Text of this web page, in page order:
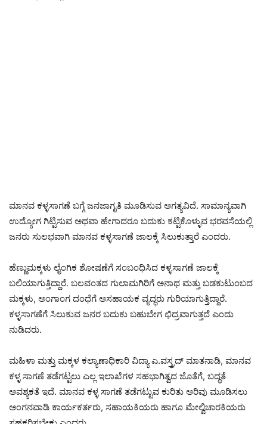
ಮಾನವ ಕಳ್ಳಸಾಗಣೆ ಬಗ್ಗೆ ಜನಜಾಗೃತಿ ಮೂಡಿಸುವ ಅಗತ್ಯವಿದೆ. ಸಾಮಾನ್ಯವಾಗಿ
ಉದ್ಯೋಗ ಗಿಟ್ಟಿಸುವ ಅಥವಾ ಹೇಗಾದರೂ ಬದುಕು ಕಟ್ಟಿಕೊಳ್ಳುವ ಭರವಸೆಯಲ್ಲಿ
ಜನರು ಸುಲಭವಾಗಿ ಮಾನವ ಕಳ್ಳಸಾಗಣೆ ಜಾಲಕ್ಕೆ ಸಿಲುಕುತ್ತಾರೆ ಎಂದರು.
ಹೆಣ್ಣುಮಕ್ಕಳು ಲೈಂಗಿಕ ಶೋಷಣೆಗೆ ಸಂಬಂಧಿಸಿದ ಕಳ್ಳಸಾಗಣೆ ಜಾಲಕ್ಕೆ
ಬಲಿಯಾಗುತ್ತಿದ್ದಾರೆ. ಬಲವಂತದ ಗುಲಾಮಗಿರಿಗೆ ಅನಾಥ ಮತ್ತು ಬಡಕುಟುಂಬದ
ಮಕ್ಕಳು, ಅಂಗಾಂಗ ದಂಧೆಗೆ ಅಸಹಾಯಕ ವೃದ್ಧರು ಗುರಿಯಾಗುತ್ತಿದ್ದಾರೆ.
ಕಳ್ಳಸಾಗಣೆಗೆ ಸಿಲುಕುವ ಜನರ ಬದುಕು ಬಹುಬೇಗ ಛಿದ್ರವಾಗುತ್ತದೆ ಎಂದು
ನುಡಿದರು.
ಮಹಿಳಾ ಮತ್ತು ಮಕ್ಕಳ ಕಲ್ಯಾಣಾಧಿಕಾರಿ ವಿದ್ಯಾ ಎ.ವಸ್ತ್ರದ್ ಮಾತನಾಡಿ, ಮಾನವ
ಕಳ್ಳ ಸಾಗಣೆ ತಡೆಗಟ್ಟಲು ಎಲ್ಲ ಇಲಾಖೆಗಳ ಸಹಭಾಗಿತ್ವದ ಜೊತೆಗೆ, ಬದ್ಧತೆ
ಅವಶ್ಯಕತೆ ಇದೆ. ಮಾನವ ಕಳ್ಳ ಸಾಗಣೆ ತಡೆಗಟ್ಟುವ ಕುರಿತು ಅರಿವು ಮೂಡಿಸಲು
ಅಂಗನವಾಡಿ ಕಾರ್ಯಕರ್ತರು, ಸಹಾಯಕಿಯರು ಹಾಗೂ ಮೇಲ್ವಿಚಾರಕಿಯರು